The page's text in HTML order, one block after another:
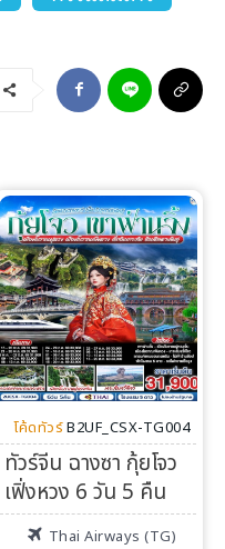
เดย์
โค้ดทัวร์ B2UF_CSX-TG004
ทัวร์จีน ฉางซา กุ้ยโจว
เฟิ่งหวง 6 วัน 5 คืน
Thai Airways (TG)